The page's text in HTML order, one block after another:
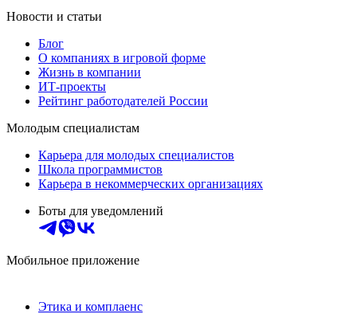
Новости и статьи
Блог
О компаниях в игровой форме
Жизнь в компании
ИТ-проекты
Рейтинг работодателей России
Молодым специалистам
Карьера для молодых специалистов
Школа программистов
Карьера в некоммерческих организациях
Боты для уведомлений
Мобильное приложение
Этика и комплаенс